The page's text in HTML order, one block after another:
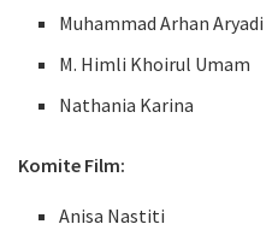
Muhammad Arhan Aryadi
M. Himli Khoirul Umam
Nathania Karina
Komite Film:
Anisa Nastiti